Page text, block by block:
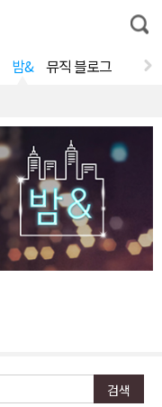
통
합
밤& 뮤직 블로그